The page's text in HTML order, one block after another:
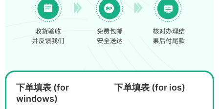
下单填表 (for
windows)
下单填表 (for ios)